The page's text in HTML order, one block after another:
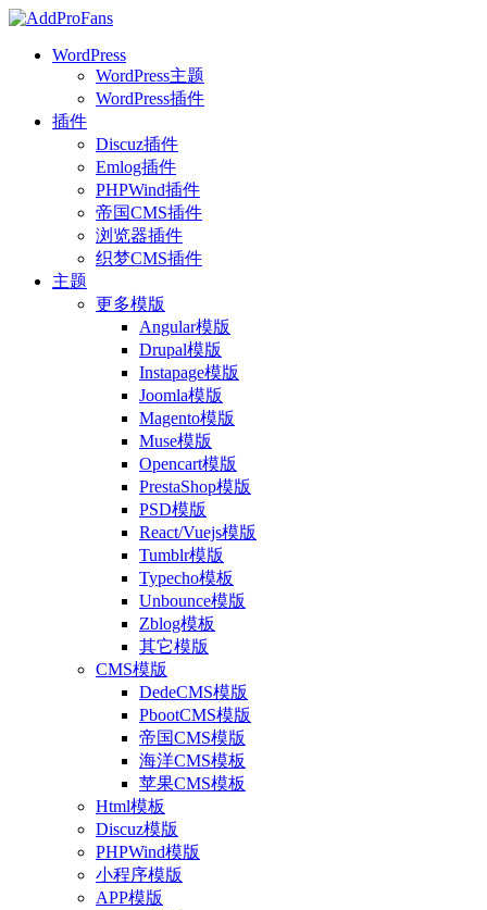
WordPress
WordPress主题
WordPress插件
插件
Discuz插件
Emlog插件
PHPWind插件
帝国CMS插件
浏览器插件
织梦CMS插件
主题
更多模版
Angular模版
Drupal模版
Instapage模版
Joomla模版
Magento模版
Muse模版
Opencart模版
PrestaShop模版
PSD模版
React/Vuejs模版
Tumblr模版
Typecho模板
Unbounce模版
Zblog模板
其它模版
CMS模版
DedeCMS模版
PbootCMS模版
帝国CMS模版
海洋CMS模板
苹果CMS模板
Html模板
Discuz模版
PHPWind模版
小程序模版
APP模版